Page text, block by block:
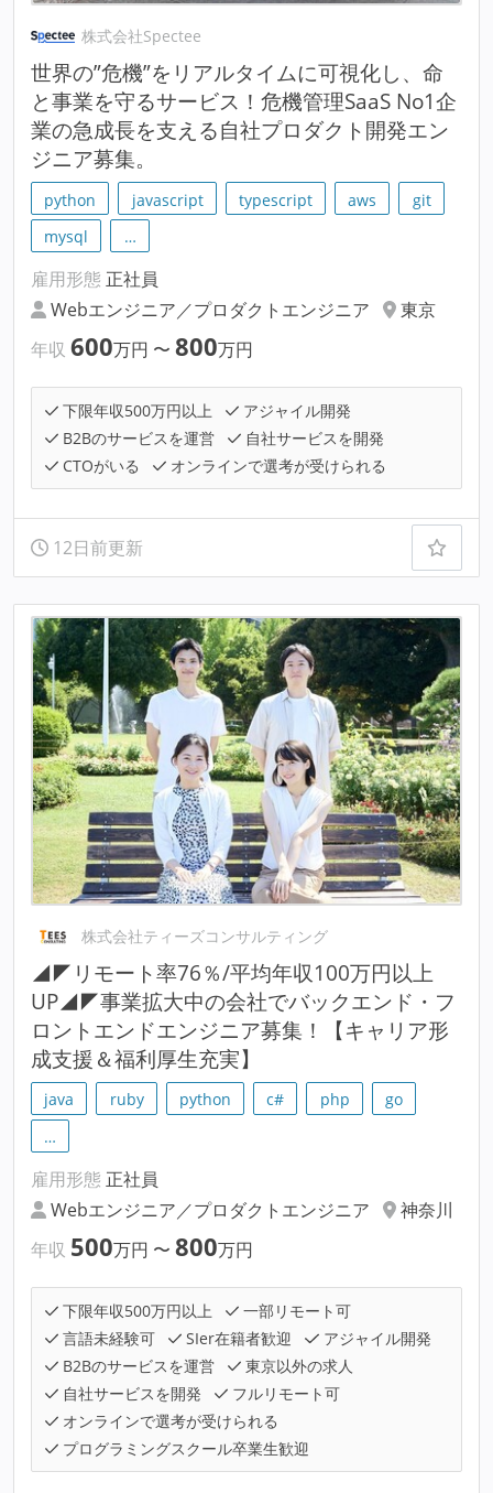
株式会社Spectee
世界の”危機”をリアルタイムに可視化し、命
と事業を守るサービス！危機管理SaaS No1企
業の急成長を支える自社プロダクト開発エン
ジニア募集。
python javascript typescript aws
git
mysql
…
雇用形態 正社員
Webエンジニア／プロダクトエンジニア
東京
年収 600万円 〜 800万円
下限年収500万円以上
アジャイル開発
B2Bのサービスを運営
自社サービスを開発
CTOがいる
オンラインで選考が受けられる
12日前更新
株式会社ティーズコンサルティング
◢◤リモート率76％/平均年収100万円以上
UP◢◤事業拡大中の会社でバックエンド・フ
ロントエンドエンジニア募集！【キャリア形
成支援＆福利厚生充実】
java ruby python c# php
go
…
雇用形態 正社員
Webエンジニア／プロダクトエンジニア
神奈川
年収 500万円 〜 800万円
下限年収500万円以上
一部リモート可
言語未経験可
SIer在籍者歓迎
アジャイル開発
B2Bのサービスを運営
東京以外の求人
自社サービスを開発
フルリモート可
オンラインで選考が受けられる
プログラミングスクール卒業生歓迎